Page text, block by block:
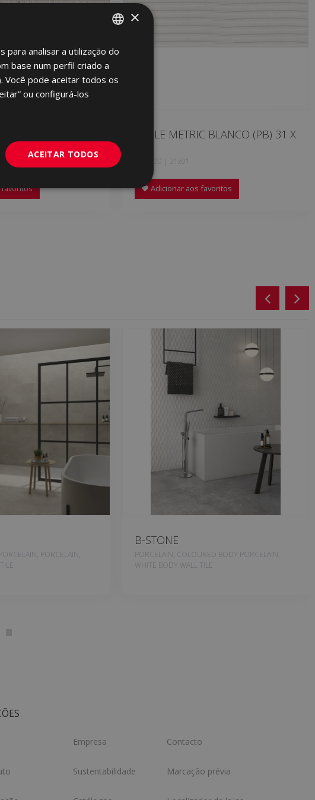
SABLE METRIC BLANCO (PB) 31 X
MCK500 | 31x91
Adicionar aos favoritos
PORCELAIN,
B-STONE
PORCELAIN, COLOURED BODY PORCELAIN,
WHITE BODY WALL TILE
Empresa
Sustentabilidade
Contacto
Marcação prévia
SPANISH
ENGLISH
×
para analisar a utilização do
base num perfil criado a
Você pode aceitar todos os
ou configurá-los
ACEITAR TODOS